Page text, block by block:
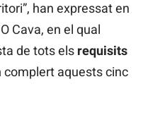
han expressat en
Cava, en el qual
de tots els requisits
complert aquests cinc